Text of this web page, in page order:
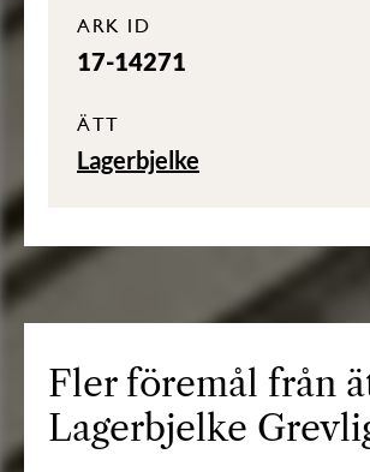
ARK ID
17-14271
ÄTT
Lagerbjelke
Fler föremål från
Lagerbjelke